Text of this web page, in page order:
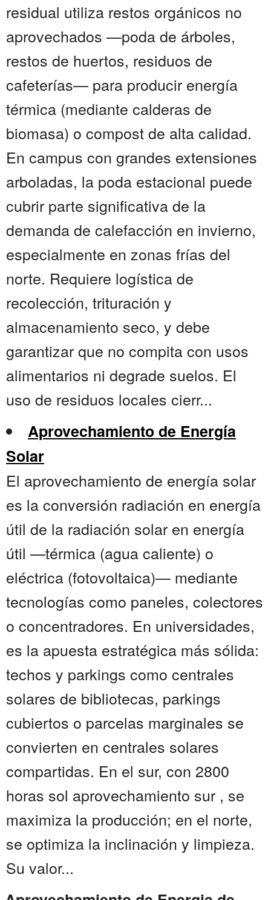
residual utiliza restos orgánicos no
aprovechados —poda de árboles,
restos de huertos, residuos de
cafeterías— para producir energía
térmica (mediante calderas de
biomasa) o compost de alta calidad.
En campus con grandes extensiones
arboladas, la poda estacional puede
cubrir parte significativa de la
demanda de calefacción en invierno,
especialmente en zonas frías del
norte. Requiere logística de
recolección, trituración y
almacenamiento seco, y debe
garantizar que no compita con usos
alimentarios ni degrade suelos. El
uso de residuos locales cierr...
Aprovechamiento de Energía
Solar
El aprovechamiento de energía solar
es la conversión radiación en energía
útil de la radiación solar en energía
útil —térmica (agua caliente) o
eléctrica (fotovoltaica)— mediante
tecnologías como paneles, colectores
o concentradores. En universidades,
es la apuesta estratégica más sólida:
techos y parkings como centrales
solares de bibliotecas, parkings
cubiertos o parcelas marginales se
convierten en centrales solares
compartidas. En el sur, con 2800
horas sol aprovechamiento sur , se
maximiza la producción; en el norte,
se optimiza la inclinación y limpieza.
Su valor...